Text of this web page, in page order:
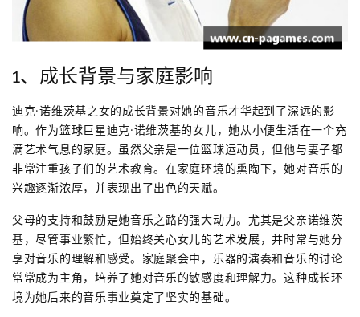
1、成长背景与家庭影响
迪克·诺维茨基之女的成长背景对她的音乐才华起到了深远的影
响。作为篮球巨星迪克·诺维茨基的女儿，她从小便生活在一个充
满艺术气息的家庭。虽然父亲是一位篮球运动员，但他与妻子都
非常注重孩子们的艺术教育。在家庭环境的熏陶下，她对音乐的
兴趣逐渐浓厚，并表现出了出色的天赋。
父母的支持和鼓励是她音乐之路的强大动力。尤其是父亲诺维茨
基，尽管事业繁忙，但始终关心女儿的艺术发展，并时常与她分
享对音乐的理解和感受。家庭聚会中，乐器的演奏和音乐的讨论
常常成为主角，培养了她对音乐的敏感度和理解力。这种成长环
境为她后来的音乐事业奠定了坚实的基础。